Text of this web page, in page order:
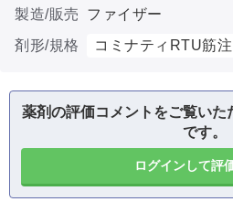
製造/販売
ファイザー
剤形/規格
コミナティRTU筋注
薬剤の評価コメントをご覧いた
です。
ログインして評